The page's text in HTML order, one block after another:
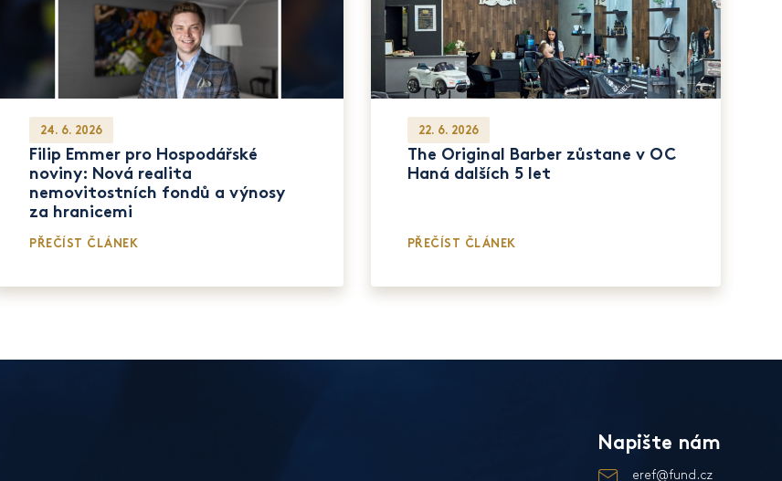
24. 6. 2026
Filip Emmer pro Hospodářské
noviny: Nová realita
nemovitostních fondů a výnosy
za hranicemi
PŘEČÍST ČLÁNEK
22. 6. 2026
The Original Barber zůstane v OC
Haná dalších 5 let
PŘEČÍST ČLÁNEK
Napište nám
eref@fund.cz